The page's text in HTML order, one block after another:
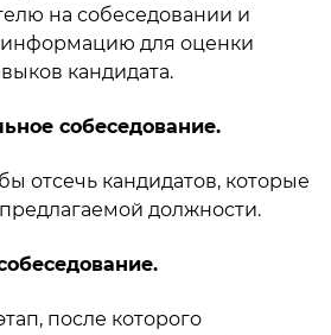
на собеседовании и
для оценки
кандидата.
собеседование.
отсечь кандидатов, которые
должности.
после которого